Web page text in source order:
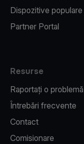
Dispozitive
Partner Portal
Resurse
Raportați o problemă
Întrebări frecvente
Contact
Comisionare